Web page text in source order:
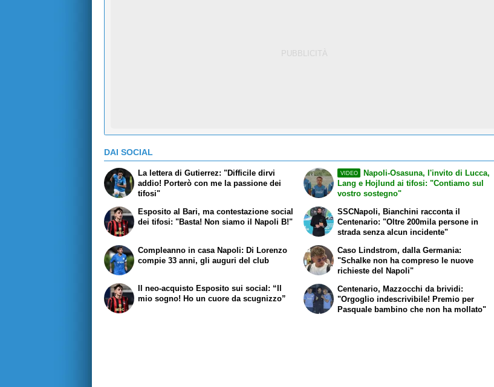
DAI SOCIAL
La lettera di Gutierrez: "Difficile dirvi
addio! Porterò con me la passione dei
tifosi"
Esposito al Bari, ma contestazione social
dei tifosi: "Basta! Non siamo il Napoli B!"
VIDEO
Napoli-Osasuna, l'invito di Lucca,
Lang e Hojlund ai tifosi: "Contiamo sul
vostro sostegno"
SSCNapoli, Bianchini racconta il
Centenario: "Oltre 200mila persone in
strada senza alcun incidente"
Compleanno in casa Napoli: Di Lorenzo
compie 33 anni, gli auguri del club
Il neo-acquisto Esposito sui social: “Il
mio sogno! Ho un cuore da scugnizzo”
Caso Lindstrom, dalla Germania:
"Schalke non ha compreso le nuove
richieste del Napoli"
Centenario, Mazzocchi da brividi:
"Orgoglio indescrivibile! Premio per
Pasquale bambino che non ha mollato"